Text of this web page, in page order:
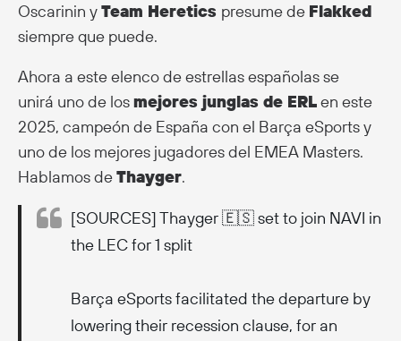
Oscarinin yTeam Heretics presume de Flakked
siempre que puede.
Ahora a este elenco de estrellas españolas se
unirá uno de losmejores junglas de ERLen este
2025, campeón de España con el Barça eSports y
uno de los mejores jugadores del EMEA Masters.
Hablamos deThayger.
[SOURCES] Thayger 🇪🇸 set to join NAVI in
the LEC for 1 split
Barça eSports facilitated the departure by
lowering their recession clause, for an